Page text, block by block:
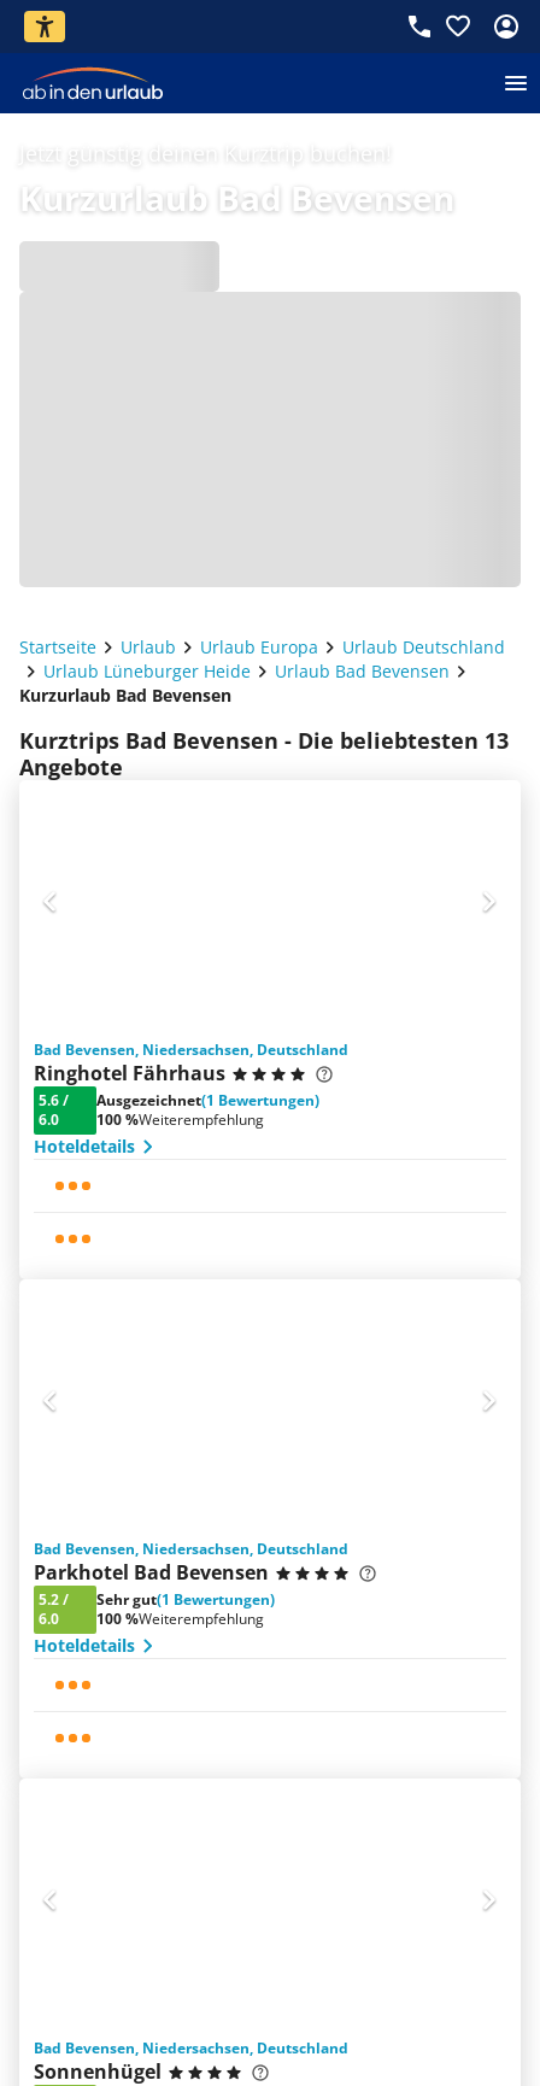
Jetzt günstig deinen Kurztrip buchen!
Kurzurlaub Bad Bevensen
Startseite Urlaub Urlaub Europa
Urlaub Deutschland
Urlaub Lüneburger Heide
Urlaub Bad Bevensen
Kurzurlaub Bad Bevensen
Kurztrips Bad Bevensen - Die beliebtesten 13
Angebote
Bad Bevensen, Niedersachsen, Deutschland
Ringhotel Fährhaus
5.6/
6.0
Ausgezeichnet(1 Bewertungen)
100 %Weiterempfehlung
Hoteldetails
Bad Bevensen, Niedersachsen, Deutschland
Parkhotel Bad Bevensen
5.2/
6.0
Sehr gut(1 Bewertungen)
100 %Weiterempfehlung
Hoteldetails
Bad Bevensen, Niedersachsen, Deutschland
Sonnenhügel